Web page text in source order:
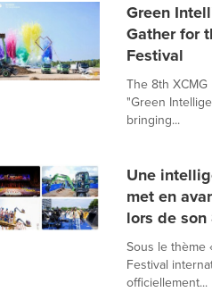
Green
Gather for
Festival
The 8th XCMG
"Green
bringing...
Une
met en
lors de
Sous le thème
Festival
officiellement...